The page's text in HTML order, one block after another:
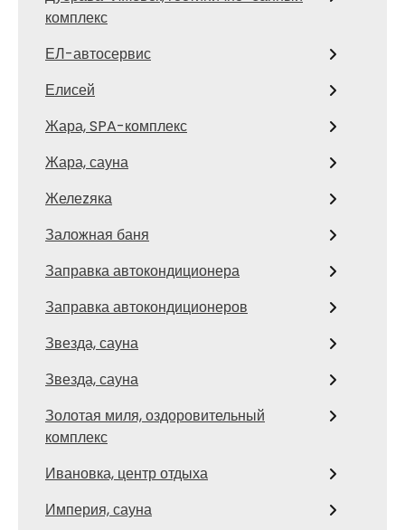
комплекс
ЕЛ-автосервис
Елисей
Жара, SPA-комплекс
Жара, сауна
Желеzяка
Заложная баня
Заправка автокондиционера
Заправка автокондиционеров
Звезда, сауна
Звезда, сауна
Золотая миля, оздоровительный
комплекс
Ивановка, центр отдыха
Империя, сауна